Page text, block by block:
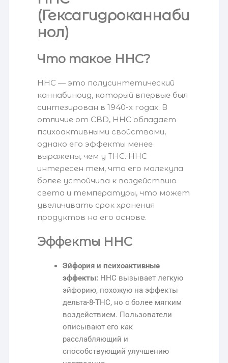
(Гексагидроканнаби
нол)
Что такое HHC?
HHC — это полусинтетический
каннабиноид, который впервые был
синтезирован в 1940-х годах. В
отличие от CBD, HHC обладает
психоактивными свойствами,
однако его эффекты менее
выражены, чем у THC. HHC
интересен тем, что его молекула
более устойчива к воздействию
света и температуры, что может
увеличивать срок хранения
продуктов на его основе.
Эффекты HHC
Эйфория и психоактивные
эффекты: HHC вызывает легкую
эйфорию, похожую на эффекты
дельта-8-THC, но с более мягким
воздействием. Пользователи
описывают его как
расслабляющий и
способствующий улучшению